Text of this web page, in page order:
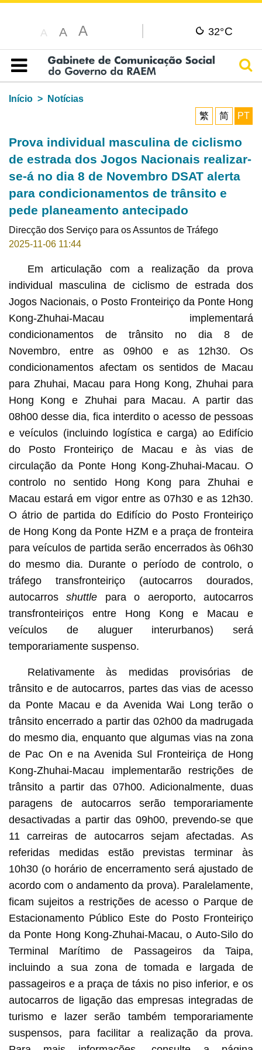
A A A 32°C
Índice
Início
Notícias
繁
简 PT
Prova individual masculina de ciclismo
de estrada dos Jogos Nacionais realizar-
se-á no dia 8 de Novembro DSAT alerta
para condicionamentos de trânsito e
pede planeamento antecipado
Direcção dos Serviço para os Assuntos de Tráfego
2025-11-06 11:44
Em articulação com a realização da prova
individual masculina de ciclismo de estrada dos
Jogos Nacionais, o Posto Fronteiriço da Ponte Hong
Kong-Zhuhai-Macau implementará
condicionamentos de trânsito no dia 8 de
Novembro, entre as 09h00 e as 12h30. Os
condicionamentos afectam os sentidos de Macau
para Zhuhai, Macau para Hong Kong, Zhuhai para
Hong Kong e Zhuhai para Macau. A partir das
08h00 desse dia, fica interdito o acesso de pessoas
e veículos (incluindo logística e carga) ao Edifício
do Posto Fronteiriço de Macau e às vias de
circulação da Ponte Hong Kong-Zhuhai-Macau. O
controlo no sentido Hong Kong para Zhuhai e
Macau estará em vigor entre as 07h30 e as 12h30.
O átrio de partida do Edifício do Posto Fronteiriço
de Hong Kong da Ponte HZM e a praça de fronteira
para veículos de partida serão encerrados às 06h30
do mesmo dia. Durante o período de controlo, o
tráfego transfronteiriço (autocarros dourados,
autocarrosshuttle para o aeroporto, autocarros
transfronteiriços entre Hong Kong e Macau e
veículos de aluguer interurbanos) será
temporariamente suspenso.
Relativamente às medidas provisórias de
trânsito e de autocarros, partes das vias de acesso
da Ponte Macau e da Avenida Wai Long terão o
trânsito encerrado a partir das 02h00 da madrugada
do mesmo dia, enquanto que algumas vias na zona
de Pac On e na Avenida Sul Fronteiriça de Hong
Kong-Zhuhai-Macau implementarão restrições de
trânsito a partir das 07h00. Adicionalmente, duas
paragens de autocarros serão temporariamente
desactivadas a partir das 09h00, prevendo-se que
11 carreiras de autocarros sejam afectadas. As
referidas medidas estão previstas terminar às
10h30 (o horário de encerramento será ajustado de
acordo com o andamento da prova). Paralelamente,
ficam sujeitos a restrições de acesso o Parque de
Estacionamento Público Este do Posto Fronteiriço
da Ponte Hong Kong-Zhuhai-Macau, o Auto-Silo do
Terminal Marítimo de Passageiros da Taipa,
incluindo a sua zona de tomada e largada de
passageiros e a praça de táxis no piso inferior, e os
autocarros de ligação das empresas integradas de
turismo e lazer serão também temporariamente
suspensos, para facilitar a realização da prova.